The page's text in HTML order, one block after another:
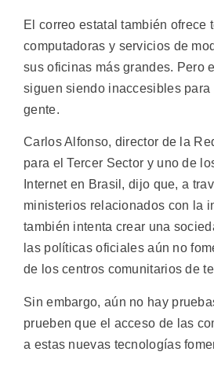
El correo estatal también ofrece
computadoras y servicios de
sus oficinas más grandes. Pero
siguen siendo inaccesibles para
gente.
Carlos Alfonso, director de la
para el Tercer Sector y uno de
Internet en Brasil, dijo que, a
ministerios relacionados con la
también intenta crear una
las políticas oficiales aún no
de los centros comunitarios de
Sin embargo, aún no hay
prueben que el acceso de las
a estas nuevas tecnologías